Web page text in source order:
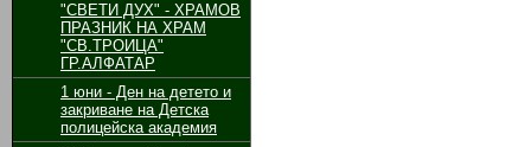
"СВЕТИ ДУХ" - ХРАМОВ
ПРАЗНИК НА ХРАМ
"СВ.ТРОИЦА"
ГР.АЛФАТАР
1 юни - Ден на детето и
закриване на Детска
полицейска академия